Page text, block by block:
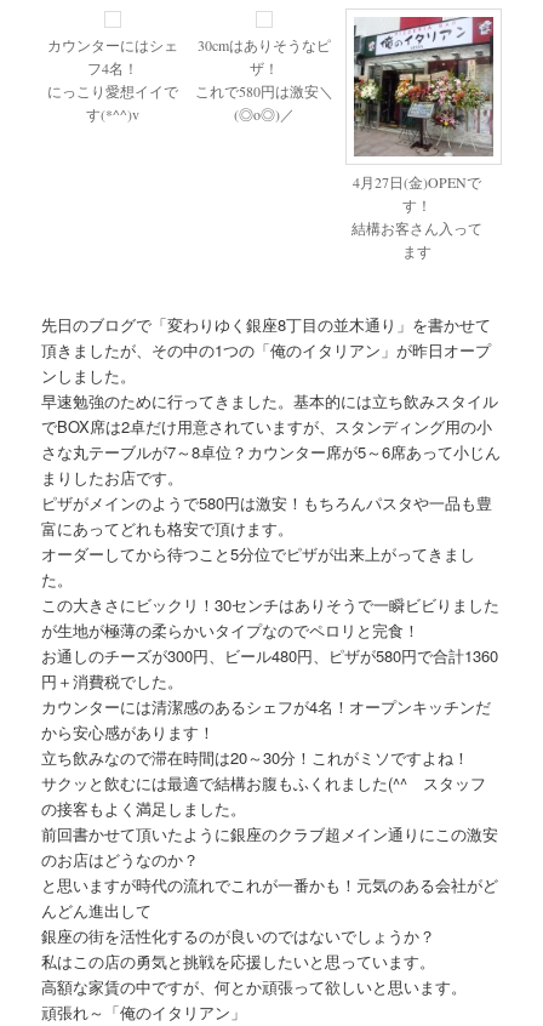
カウンターにはシェ
フ4名！
にっこり愛想イイで
す(*^^)v
30cmはありそうなピ
ザ！
これで580円は激安＼
(◎o◎)／
4月27日(金)OPENで
す！
結構お客さん入って
ます
先日のブログで「変わりゆく銀座8丁目の並木通り」を書かせて
頂きましたが、その中の1つの「俺のイタリアン」が昨日オープ
ンしました。
早速勉強のために行ってきました。基本的には立ち飲みスタイル
でBOX席は2卓だけ用意されていますが、スタンディング用の小
さな丸テーブルが7～8卓位？カウンター席が5～6席あって小じん
まりしたお店です。
ピザがメインのようで580円は激安！もちろんパスタや一品も豊
富にあってどれも格安で頂けます。
オーダーしてから待つこと5分位でピザが出来上がってきまし
た。
この大きさにビックリ！30センチはありそうで一瞬ビビりました
が生地が極薄の柔らかいタイプなのでペロリと完食！
お通しのチーズが300円、ビール480円、ピザが580円で合計1360
円＋消費税でした。
カウンターには清潔感のあるシェフが4名！オープンキッチンだ
から安心感があります！
立ち飲みなので滞在時間は20～30分！これがミソですよね！
サクッと飲むには最適で結構お腹もふくれました(^^ゞスタッフ
の接客もよく満足しました。
前回書かせて頂いたように銀座のクラブ超メイン通りにこの激安
のお店はどうなのか？
と思いますが時代の流れでこれが一番かも！元気のある会社がど
んどん進出して
銀座の街を活性化するのが良いのではないでしょうか？
私はこの店の勇気と挑戦を応援したいと思っています。
高額な家賃の中ですが、何とか頑張って欲しいと思います。
頑張れ～「俺のイタリアン」